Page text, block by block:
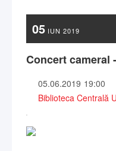
05 IUN 2019
Concert cameral
05.06.2019 19:00
Biblioteca Centrală